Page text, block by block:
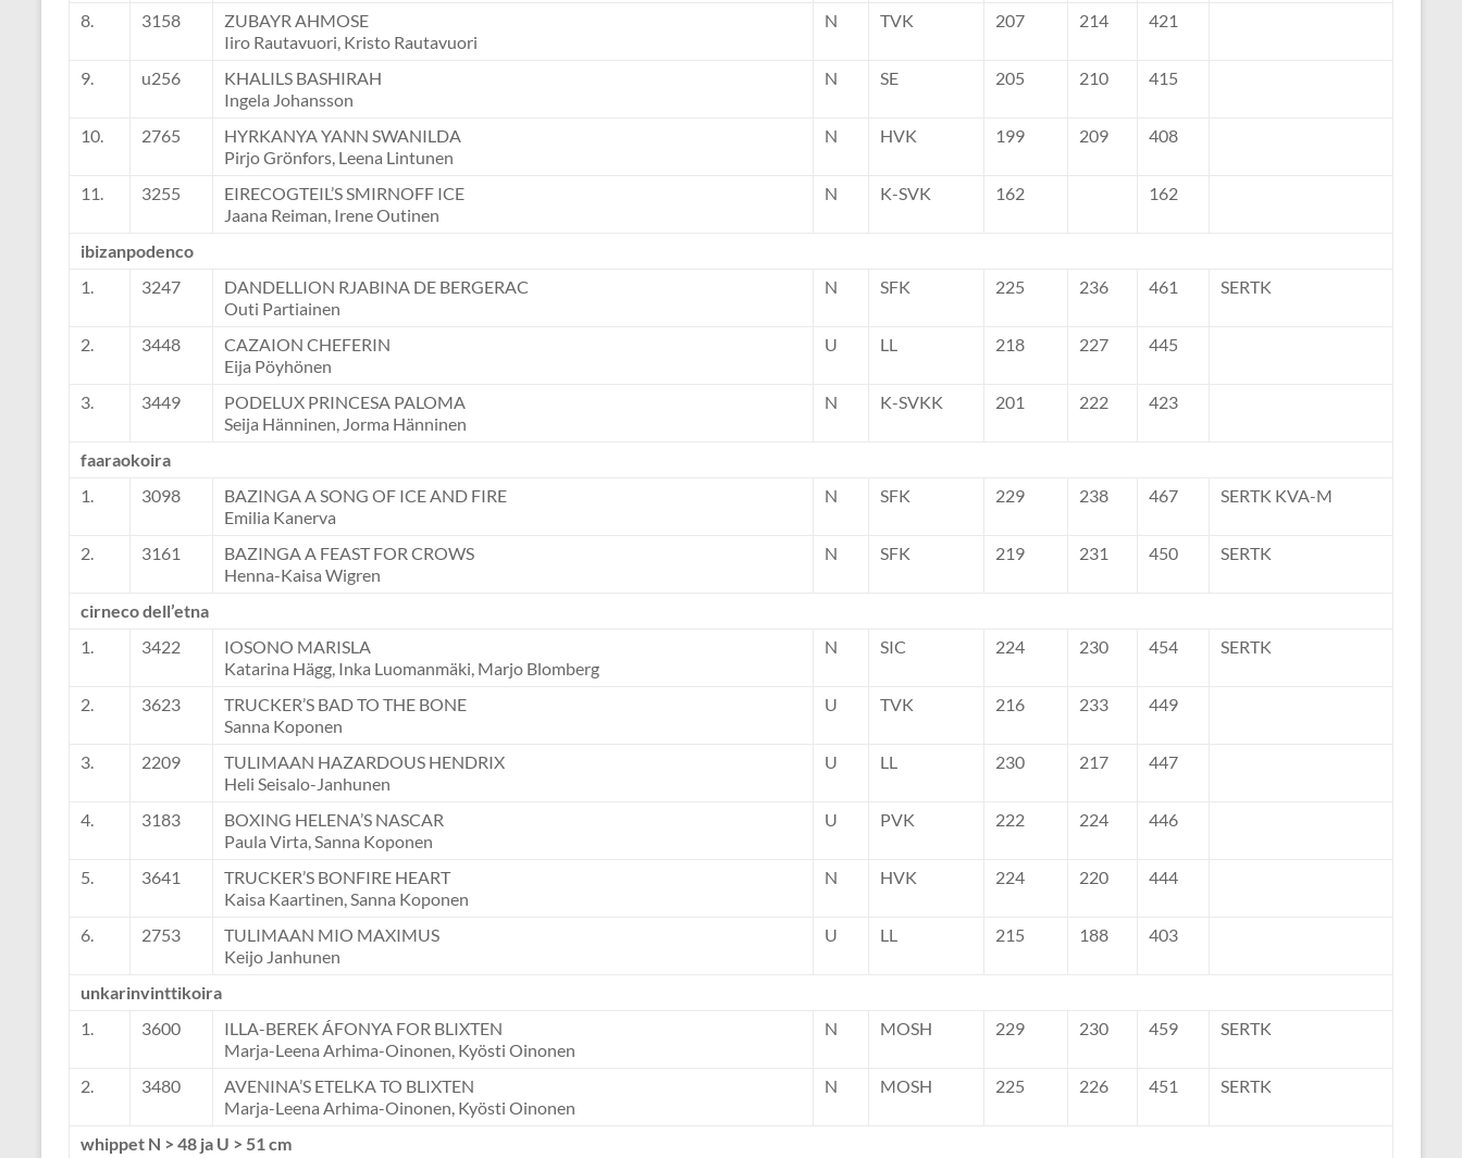
8. 3158
ZUBAYR AHMOSE
Iiro Rautavuori, Kristo Rautavuori
N TVK 207 214 421
9. u256
KHALILS BASHIRAH
Ingela Johansson
N SE 205 210 415
10. 2765
HYRKANYA YANN SWANILDA
Pirjo Grönfors, Leena Lintunen
N HVK 199 209 408
11. 3255
EIRECOGTEIL’S SMIRNOFF ICE
Jaana Reiman, Irene Outinen
N K-SVK 162 162
ibizanpodenco
1.
3247
DANDELLION RJABINA DE BERGERAC
Outi Partiainen
N SFK 225 236 461 SERTK
2. 3448
CAZAION CHEFERIN
Eija Pöyhönen
U LL 218 227 445
3. 3449
PODELUX PRINCESA PALOMA
Seija Hänninen, Jorma Hänninen
N K-SVKK 201 222 423
faaraokoira
1.
3098
BAZINGA A SONG OF ICE AND FIRE
Emilia Kanerva
N SFK 229 238 467 SERTK KVA-M
2. 3161
BAZINGA A FEAST FOR CROWS
Henna-Kaisa Wigren
N SFK 219 231 450 SERTK
cirneco dell’etna
1.
3422
IOSONO MARISLA
Katarina Hägg, Inka Luomanmäki, Marjo Blomberg
N SIC 224 230 454 SERTK
2. 3623
TRUCKER’S BAD TO THE BONE
Sanna Koponen
U TVK 216 233 449
3. 2209
TULIMAAN HAZARDOUS HENDRIX
Heli Seisalo-Janhunen
U LL 230 217 447
4. 3183
BOXING HELENA’S NASCAR
Paula Virta, Sanna Koponen
U PVK 222 224 446
5. 3641
TRUCKER’S BONFIRE HEART
Kaisa Kaartinen, Sanna Koponen
N HVK 224 220 444
6. 2753
TULIMAAN MIO MAXIMUS
Keijo Janhunen
U LL 215 188 403
unkarinvinttikoira
1.
3600
ILLA-BEREK ÁFONYA FOR BLIXTEN
Marja-Leena Arhima-Oinonen, Kyösti Oinonen
N MOSH 229 230 459 SERTK
2. 3480
AVENINA’S ETELKA TO BLIXTEN
Marja-Leena Arhima-Oinonen, Kyösti Oinonen
N MOSH 225 226 451 SERTK
whippet N > 48 ja U > 51 cm